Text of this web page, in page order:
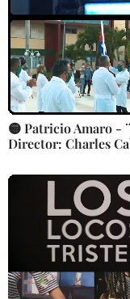
🟡 Patricio Amaro -
Director: Charles